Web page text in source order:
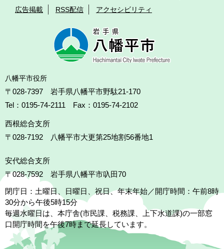
広告掲載
RSS配信 アクセシビリティ
八幡平市役所
〒028-7397 岩手県八幡平市野駄21-170
Tel：0195-74-2111 Fax：0195-74-2102
西根総合支所
〒028-7192
八幡平市大更第25地割56番地1
安代総合支所
〒028-7592
岩手県八幡平市叺田70
閉庁日：土曜日、日曜日、祝日、年末年始／開庁時間：午前8時
30分から午後5時15分
毎週水曜日は、本庁舎(市民課、税務課、上下水道課)の一部窓
口開庁時間を午後7時まで延長しています。